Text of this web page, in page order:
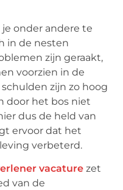
onder andere te
in de nesten
zijn geraakt,
voorzien in de
zijn zo hoog
door het bos niet
dus de held van
ervoor dat het
verbeterd.
vacature zet
van de